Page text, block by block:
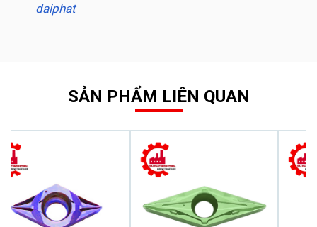
daiphat
SẢN PHẨM LIÊN QUAN